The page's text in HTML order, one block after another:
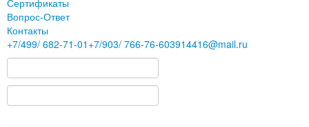
Сертификаты
Вопрос-Ответ
Контакты
+7/499/ 682-71-01 +7/903/ 766-76-603914416@mail.ru